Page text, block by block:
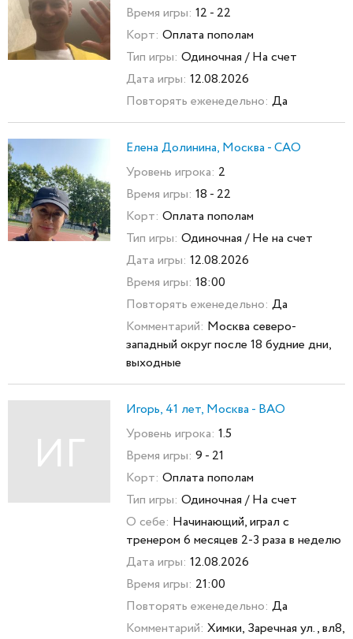
Время игры: 12 - 22
Корт: Оплата пополам
Тип игры: Одиночная / На счет
Дата игры: 12.08.2026
Повторять еженедельно: Да
Елена Долинина, Москва - САО
Уровень игрока: 2
Время игры: 18 - 22
Корт: Оплата пополам
Тип игры: Одиночная / Не на счет
Дата игры: 12.08.2026
Время игры: 18:00
Повторять еженедельно: Да
Комментарий: Москва северо-
западный округ после 18 будние дни,
выходные
ИГ
Игорь, 41 лет, Москва - ВАО
Уровень игрока: 1.5
Время игры: 9 - 21
Корт: Оплата пополам
Тип игры: Одиночная / На счет
О себе: Начинающий, играл с
тренером 6 месяцев 2-3 раза в неделю
Дата игры: 12.08.2026
Время игры: 21:00
Повторять еженедельно: Да
Комментарий: Химки, Заречная ул., вл8,